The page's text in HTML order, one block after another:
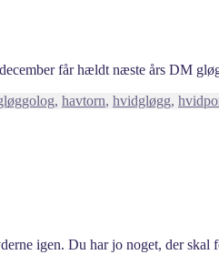
får hældt næste års DM
, havtorn, hvidgløgg,
igen. Du har jo noget, der skal